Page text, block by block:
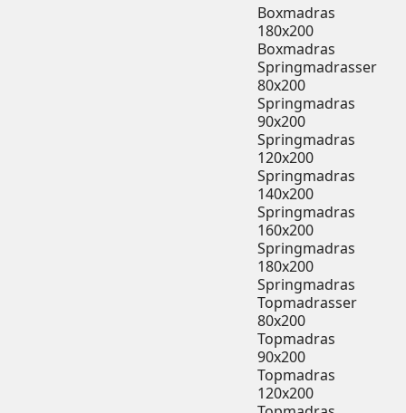
Boxmadras
180x200
Boxmadras
Springmadrasser
80x200
Springmadras
90x200
Springmadras
120x200
Springmadras
140x200
Springmadras
160x200
Springmadras
180x200
Springmadras
Topmadrasser
80x200
Topmadras
90x200
Topmadras
120x200